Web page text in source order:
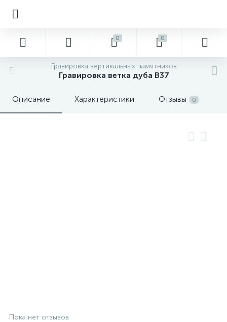
0 0
Гравировка вертикальных памятников
Гравировка ветка дуба В37
Описание Характеристики Отзывы 0
Пока нет отзывов